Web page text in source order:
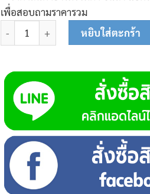
เพื่อสอบถามราคารวม
จำนวน คาร์บูเรเตอร์ 2 ขา 25-0100 ชิ้น
หยิบใส่ตะกร้า